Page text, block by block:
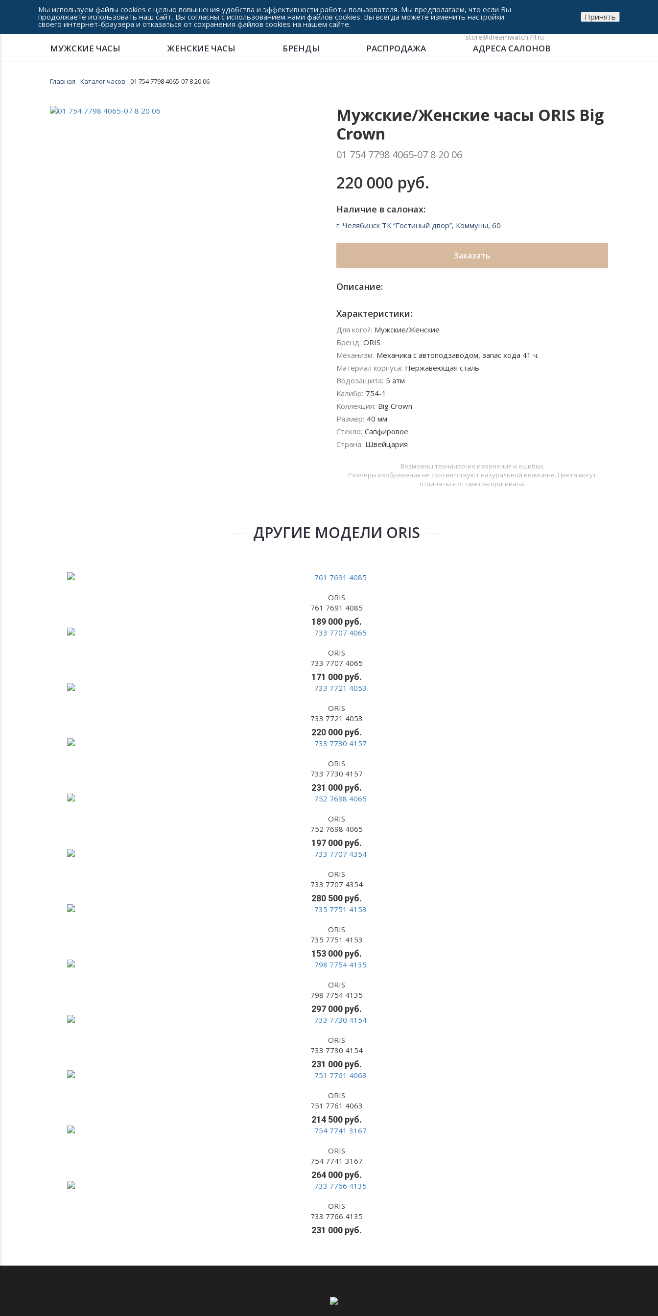
Сеть часовых салонов г. Челябинска 8-912-771-38-05
store@dreamwatch74.ru
МУЖСКИЕ ЧАСЫ ЖЕНСКИЕ ЧАСЫ БРЕНДЫ РАСПРОДАЖА АДРЕСА САЛОНОВ
Главная -Каталог часов - 01 754 7798 4065-07 8 20 06
Мужские/Женские часы ORIS Big
Crown
01 754 7798 4065-07 8 20 06
220 000 руб.
Наличие в салонах:
г. Челябинск ТК “Гостиный двор”, Коммуны, 60
Заказать
Описание:
Характеристики:
Для кого?: Мужские/Женские
Бренд: ORIS
Механизм: Механика с автоподзаводом, запас хода 41 ч.
Материал корпуса: Нержавеющая сталь
Водозащита: 5 атм
Калибр: 754-1
Коллекция: Big Crown
Размер: 40 мм
Стекло: Сапфировое
Страна: Швейцария
Возможны технические изменения и ошибки.
Размеры изображения не соответствуют натуральной величине. Цвета могут
отличаться от цветов оригинала.
ДРУГИЕ МОДЕЛИ ORIS
ORIS
761 7691 4085
189 000 руб.
ORIS
733 7707 4065
171 000 руб.
ORIS
733 7721 4053
220 000 руб.
ORIS
733 7730 4157
231 000 руб.
ORIS
752 7698 4065
197 000 руб.
ORIS
733 7707 4354
280 500 руб.
ORIS
735 7751 4153
153 000 руб.
ORIS
798 7754 4135
297 000 руб.
ORIS
733 7730 4154
231 000 руб.
ORIS
751 7761 4063
214 500 руб.
ORIS
754 7741 3167
264 000 руб.
ORIS
733 7766 4135
231 000 руб.
Мы используем файлы cookies с целью повышения удобства и эффективности работы пользователя. Мы предполагаем, что если Вы
продолжаете использовать наш сайт, Вы согласны с использованием нами файлов cookies. Вы всегда можете изменить настройки
своего интернет-браузера и отказаться от сохранения файлов cookies на нашем сайте.
Принять